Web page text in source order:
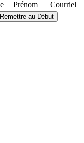
Prénom Courriel